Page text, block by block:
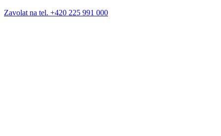
Zavolat na tel. +420 225 991 000